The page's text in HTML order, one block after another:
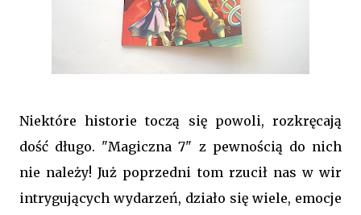
Niektóre historie toczą się powoli, rozkręcają
dość długo. "Magiczna 7" z pewnością do nich
nie należy! Już poprzedni tom rzucił nas w wir
intrygujących wydarzeń, działo się wiele, emocje